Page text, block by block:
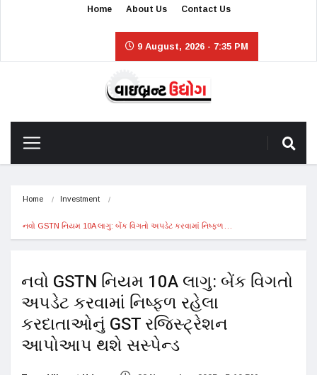
Home About Us Contact Us
9 August, 2026 - 7:35 PM
Home Investment
નવો GSTN નિયમ 10A લાગુ: બેંક વિગતો અપડેટ કરવામાં નિષ્ફળ…
નવો GSTN નિયમ 10A લાગુ: બેંક વિગતો
અપડેટ કરવામાં નિષ્ફળ રહેલા
કરદાતાઓનું GST રજિસ્ટ્રેશન
આપોઆપ થશે સસ્પેન્ડ